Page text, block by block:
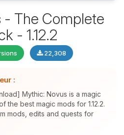
- The Complete
- 1.12.2
22,308
:
Mythic: Novus is a magic
the best magic mods for 1.12.2.
mods, edits and quests for
Choupy, ton petit
Dis-moi ce dont
je vais remuer mes
pour t’aider.